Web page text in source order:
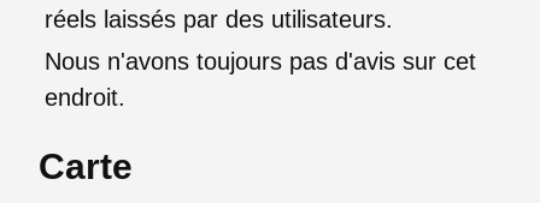
réels laissés par des utilisateurs.
Nous n'avons toujours pas d'avis sur cet
endroit.
Carte